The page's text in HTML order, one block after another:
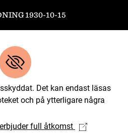
1930-10-15
Det kan endast läsas
och på ytterligare några
full åtkomst